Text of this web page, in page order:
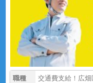
職種 交通費支給！広